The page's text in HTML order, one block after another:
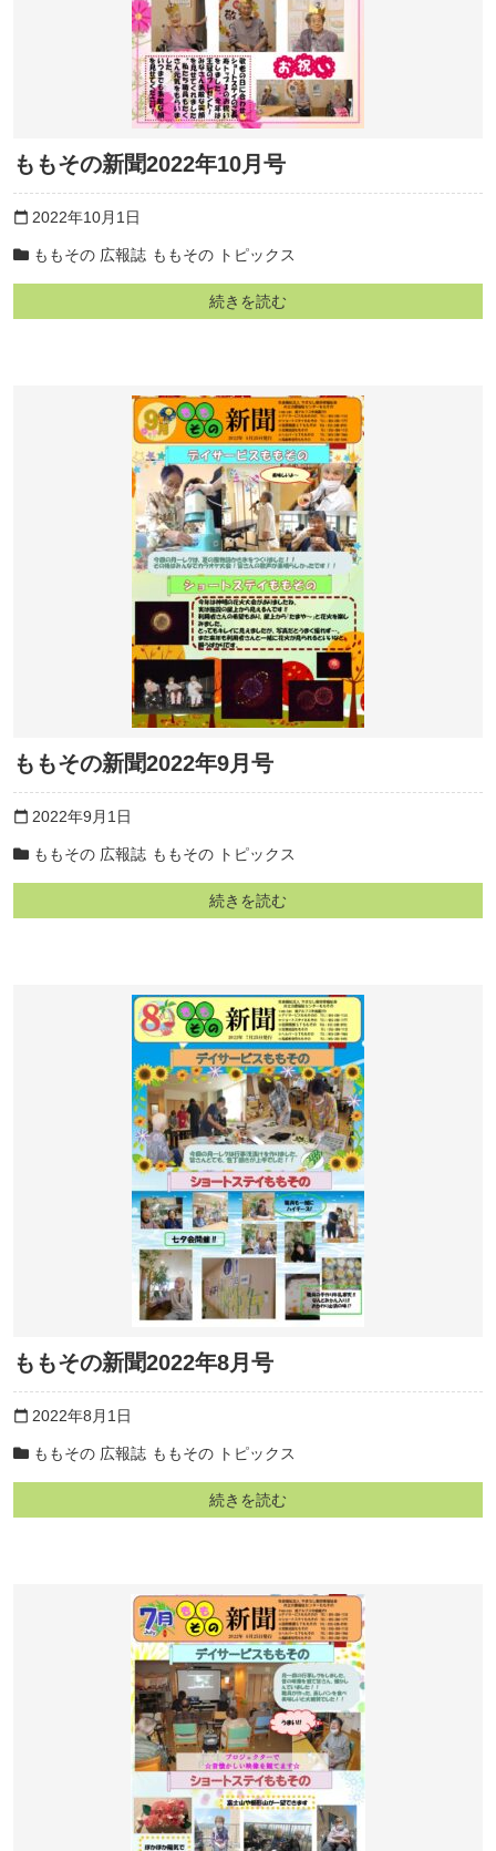
ももその新聞2022年10月号
calendar_today 2022年10月1日
ももその 広報誌 ももその トピックス
続きを読む
ももその新聞2022年9月号
calendar_today 2022年9月1日
ももその 広報誌 ももその トピックス
続きを読む
ももその新聞2022年8月号
calendar_today 2022年8月1日
ももその 広報誌 ももその トピックス
続きを読む